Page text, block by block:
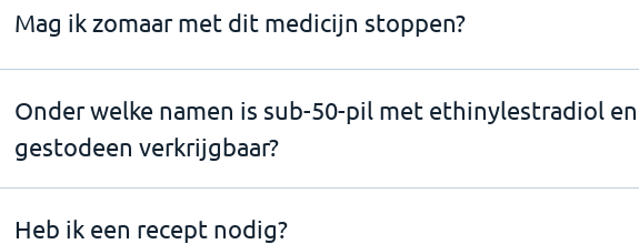
Mag ik zomaar met dit medicijn stoppen?
Onder welke namen is sub-50-pil met ethinylestradiol en
gestodeen verkrijgbaar?
Heb ik een recept nodig?